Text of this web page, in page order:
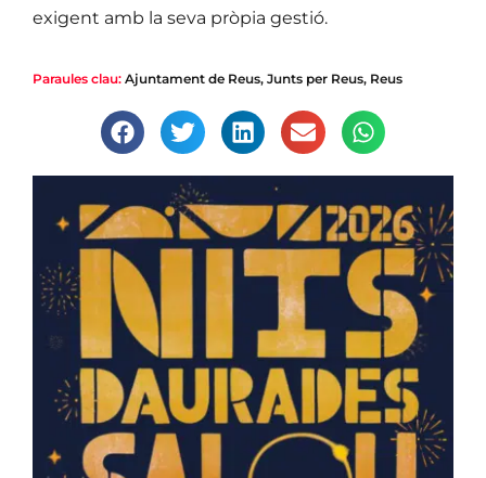
exigent amb la seva pròpia gestió.
Paraules clau: Ajuntament de Reus, Junts per Reus, Reus